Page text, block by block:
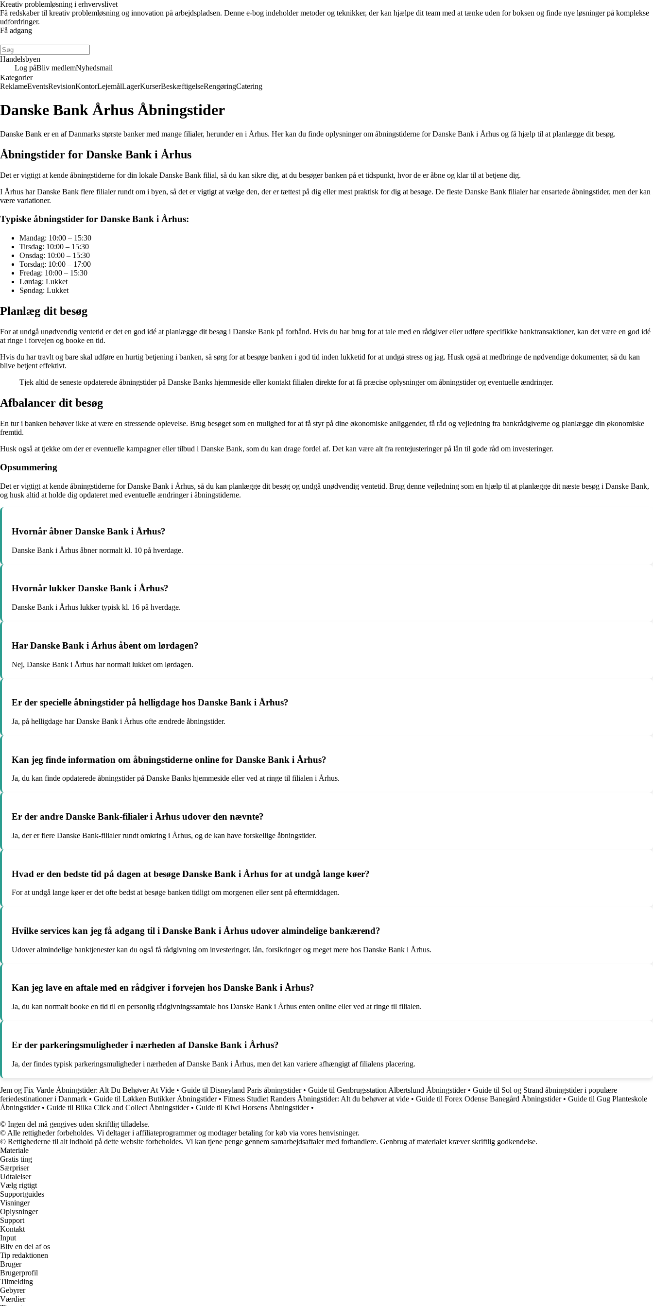
Kreativ problemløsning i erhvervslivet
Få redskaber til kreativ problemløsning og innovation på arbejdspladsen. Denne e-bog indeholder metoder og teknikker, der kan hjælpe dit team med at tænke uden for boksen og finde nye løsninger på komplekse
udfordringer.
Få adgang
Handelsbyen
Log påBliv medlemNyhedsmail
Kategorier
ReklameEventsRevisionKontorLejemålLagerKurserBeskæftigelseRengøringCatering
Danske Bank Århus Åbningstider
Danske Bank er en af Danmarks største banker med mange filialer, herunder en i Århus. Her kan du finde oplysninger om åbningstiderne for Danske Bank i Århus og få hjælp til at planlægge dit besøg.
Åbningstider for Danske Bank i Århus
Det er vigtigt at kende åbningstiderne for din lokale Danske Bank filial, så du kan sikre dig, at du besøger banken på et tidspunkt, hvor de er åbne og klar til at betjene dig.
I Århus har Danske Bank flere filialer rundt om i byen, så det er vigtigt at vælge den, der er tættest på dig eller mest praktisk for dig at besøge. De fleste Danske Bank filialer har ensartede åbningstider, men der kan
være variationer.
Typiske åbningstider for Danske Bank i Århus:
Mandag: 10:00 – 15:30
Tirsdag: 10:00 – 15:30
Onsdag: 10:00 – 15:30
Torsdag: 10:00 – 17:00
Fredag: 10:00 – 15:30
Lørdag: Lukket
Søndag: Lukket
Planlæg dit besøg
For at undgå unødvendig ventetid er det en god idé at planlægge dit besøg i Danske Bank på forhånd. Hvis du har brug for at tale med en rådgiver eller udføre specifikke banktransaktioner, kan det være en god idé
at ringe i forvejen og booke en tid.
Hvis du har travlt og bare skal udføre en hurtig betjening i banken, så sørg for at besøge banken i god tid inden lukketid for at undgå stress og jag. Husk også at medbringe de nødvendige dokumenter, så du kan
blive betjent effektivt.
Tjek altid de seneste opdaterede åbningstider på Danske Banks hjemmeside eller kontakt filialen direkte for at få præcise oplysninger om åbningstider og eventuelle ændringer.
Afbalancer dit besøg
En tur i banken behøver ikke at være en stressende oplevelse. Brug besøget som en mulighed for at få styr på dine økonomiske anliggender, få råd og vejledning fra bankrådgiverne og planlægge din økonomiske
fremtid.
Husk også at tjekke om der er eventuelle kampagner eller tilbud i Danske Bank, som du kan drage fordel af. Det kan være alt fra rentejusteringer på lån til gode råd om investeringer.
Opsummering
Det er vigtigt at kende åbningstiderne for Danske Bank i Århus, så du kan planlægge dit besøg og undgå unødvendig ventetid. Brug denne vejledning som en hjælp til at planlægge dit næste besøg i Danske Bank,
og husk altid at holde dig opdateret med eventuelle ændringer i åbningstiderne.
Hvornår åbner Danske Bank i Århus?
Danske Bank i Århus åbner normalt kl. 10 på hverdage.
Hvornår lukker Danske Bank i Århus?
Danske Bank i Århus lukker typisk kl. 16 på hverdage.
Har Danske Bank i Århus åbent om lørdagen?
Nej, Danske Bank i Århus har normalt lukket om lørdagen.
Er der specielle åbningstider på helligdage hos Danske Bank i Århus?
Ja, på helligdage har Danske Bank i Århus ofte ændrede åbningstider.
Kan jeg finde information om åbningstiderne online for Danske Bank i Århus?
Ja, du kan finde opdaterede åbningstider på Danske Banks hjemmeside eller ved at ringe til filialen i Århus.
Er der andre Danske Bank-filialer i Århus udover den nævnte?
Ja, der er flere Danske Bank-filialer rundt omkring i Århus, og de kan have forskellige åbningstider.
Hvad er den bedste tid på dagen at besøge Danske Bank i Århus for at undgå lange køer?
For at undgå lange køer er det ofte bedst at besøge banken tidligt om morgenen eller sent på eftermiddagen.
Hvilke services kan jeg få adgang til i Danske Bank i Århus udover almindelige bankærend?
Udover almindelige banktjenester kan du også få rådgivning om investeringer, lån, forsikringer og meget mere hos Danske Bank i Århus.
Kan jeg lave en aftale med en rådgiver i forvejen hos Danske Bank i Århus?
Ja, du kan normalt booke en tid til en personlig rådgivningssamtale hos Danske Bank i Århus enten online eller ved at ringe til filialen.
Er der parkeringsmuligheder i nærheden af Danske Bank i Århus?
Ja, der findes typisk parkeringsmuligheder i nærheden af Danske Bank i Århus, men det kan variere afhængigt af filialens placering.
Jem og Fix Varde Åbningstider: Alt Du Behøver At Vide • Guide til Disneyland Paris åbningstider• Guide til Genbrugsstation Albertslund Åbningstider• Guide til Sol og Strand åbningstider i populære
feriedestinationer i Danmark • Guide til Løkken Butikker Åbningstider• Fitness Studiet Randers Åbningstider: Alt du behøver at vide • Guide til Forex Odense Banegård Åbningstider• Guide til Gug Planteskole
Åbningstider• Guide til Bilka Click and Collect Åbningstider• Guide til Kiwi Horsens Åbningstider•
© Ingen del må gengives uden skriftlig tilladelse.
© Alle rettigheder forbeholdes. Vi deltager i affiliateprogrammer og modtager betaling for køb via vores henvisninger.
© Rettighederne til alt indhold på dette website forbeholdes. Vi kan tjene penge gennem samarbejdsaftaler med forhandlere. Genbrug af materialet kræver skriftlig godkendelse.
Materiale
Gratis ting
Særpriser
Udtalelser
Vælg rigtigt
Supportguides
Visninger
Oplysninger
Support
Kontakt
Input
Bliv en del af os
Tip redaktionen
Bruger
Brugerprofil
Tilmelding
Gebyrer
Værdier